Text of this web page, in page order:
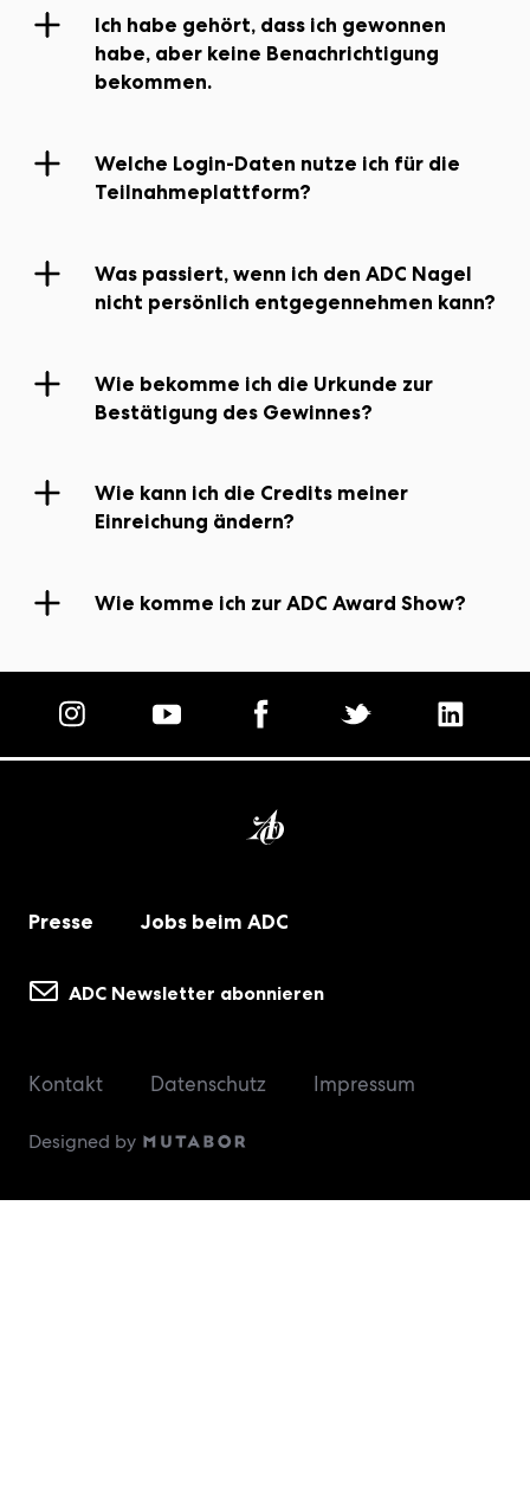
03.
Juni
Ich habe gehört, dass ich gewonnen
habe, aber keine Benachrichtigung
bekommen.
Teilnahmeplattform
Welche Login-Daten nutze ich für die
Teilnahmeplattform?
Was passiert, wenn ich den ADC Nagel
nicht persönlich entgegennehmen kann?
Wie bekomme ich die Urkunde zur
Bestätigung des Gewinnes?
Wie kann ich die Credits meiner
Einreichung ändern?
Wie komme ich zur ADC Award Show?
Australiastraße 52, 20457 Hamburg
Mit ÖPNV + kostenlosem Shuttle-
: S3/S5 bis
kostenlosen Shuttlebus
11. Juni
Homepage
Presse Jobs beim ADC
ADC Newsletter abonnieren
Kontakt Datenschutz Impressum
Designed by